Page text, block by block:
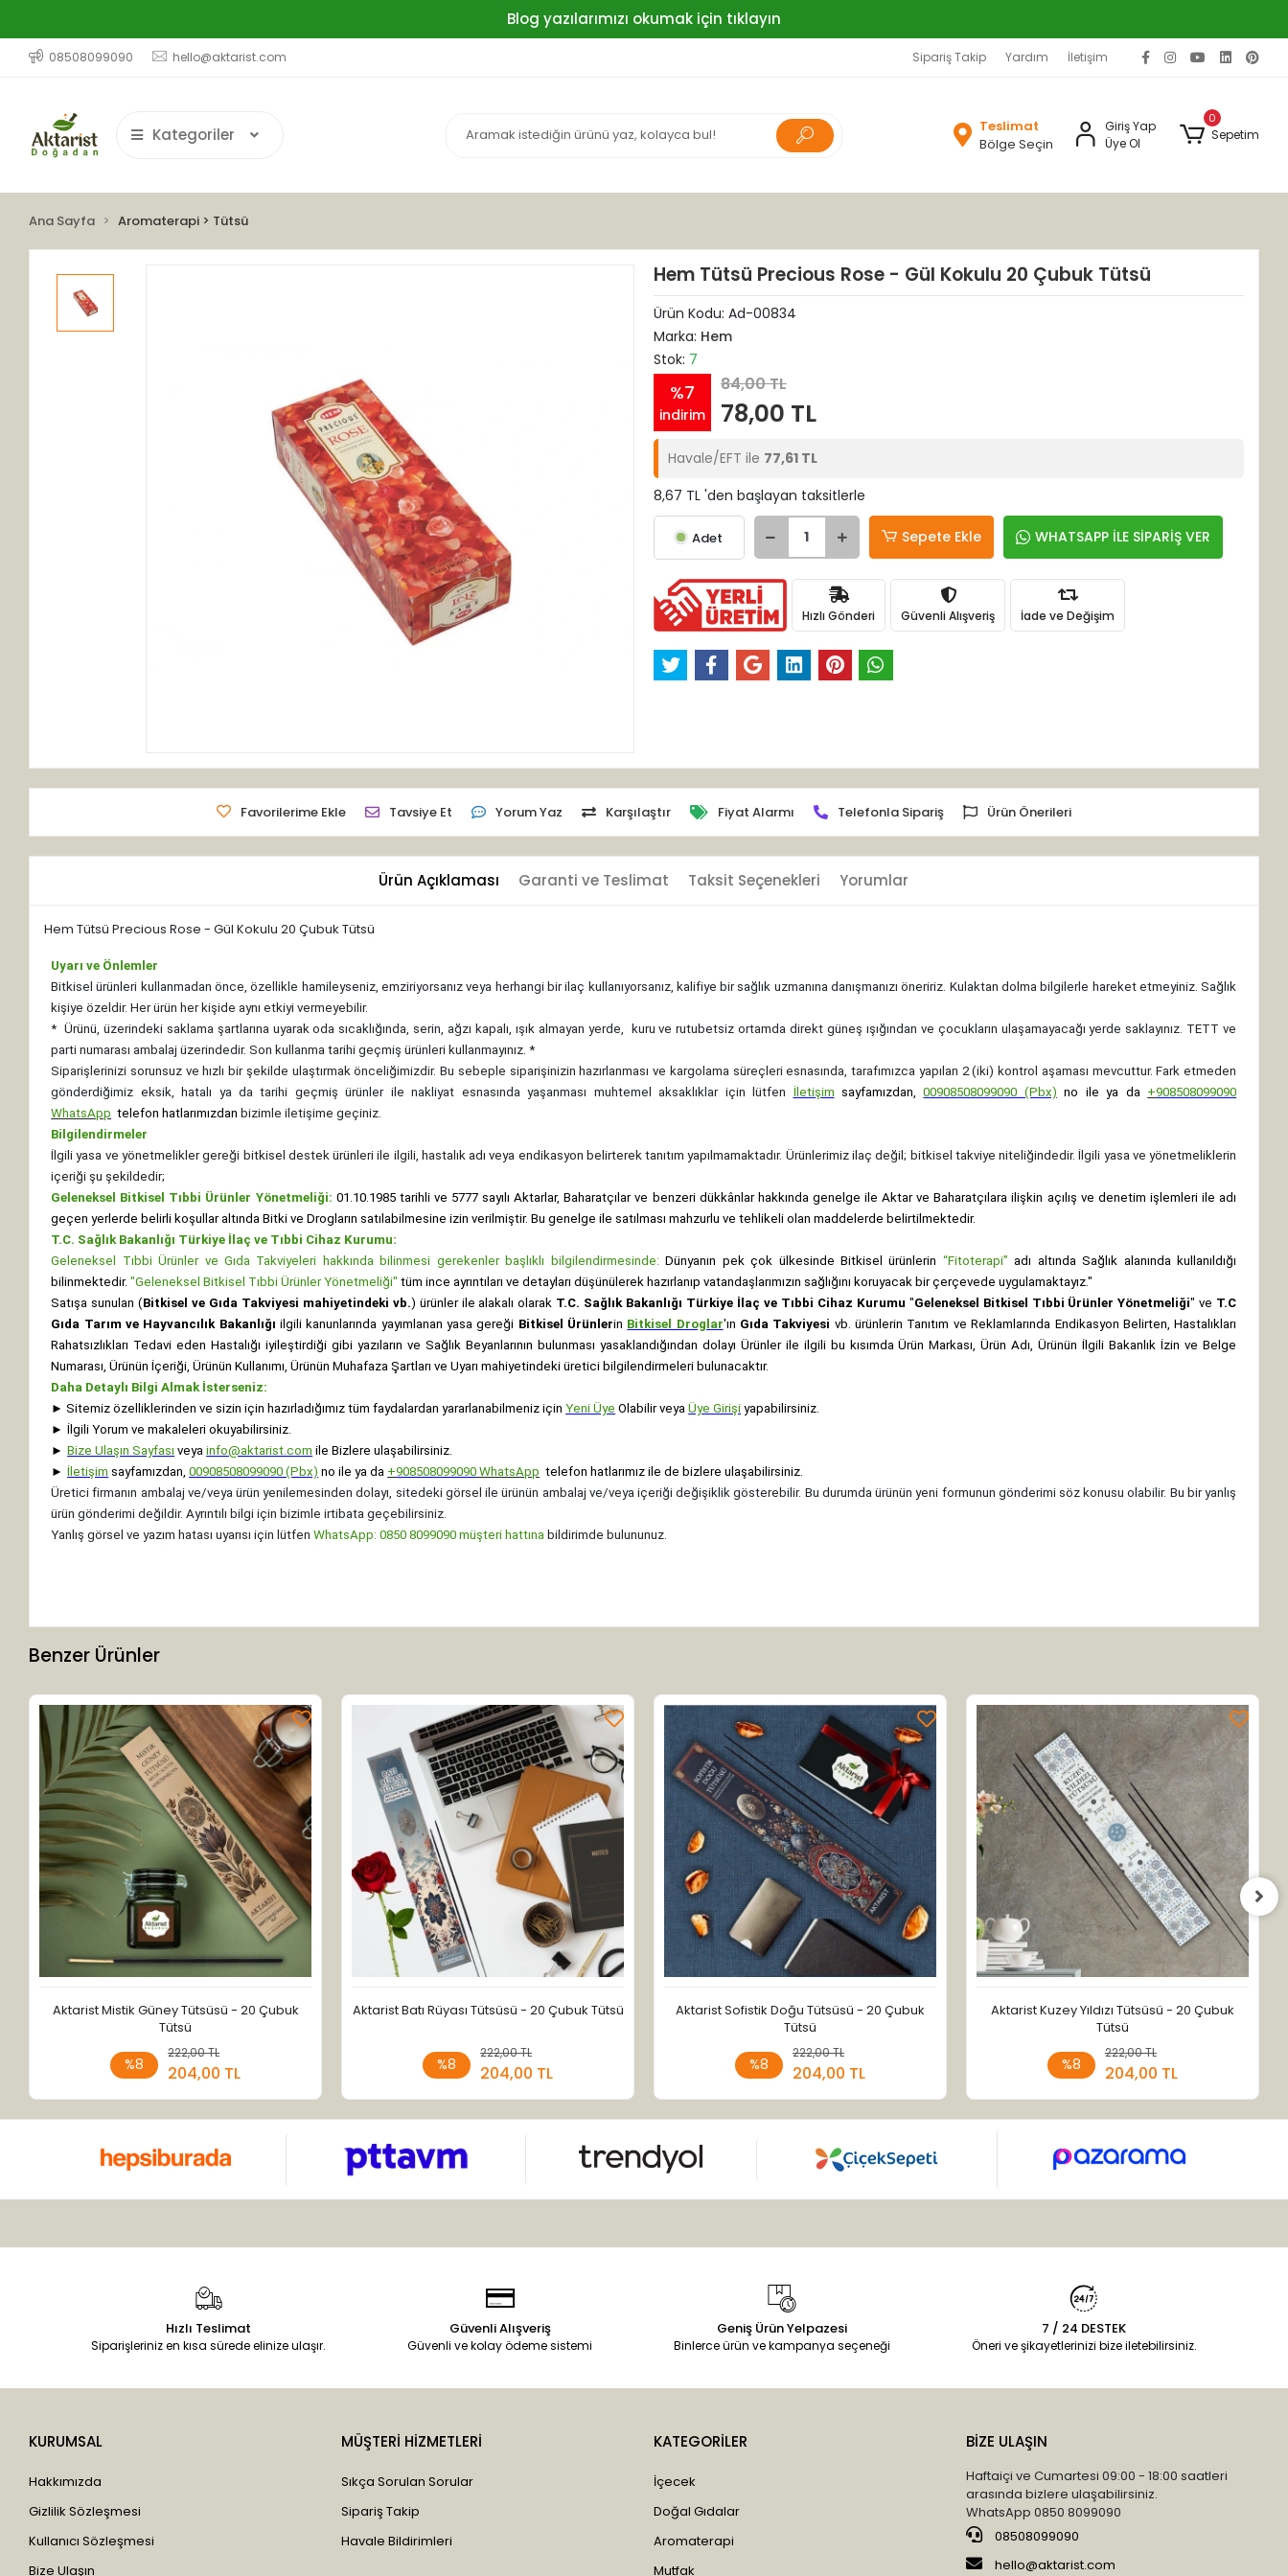
Blog yazılarımızı okumak için tıklayın
08508099090 hello@aktarist.com Sipariş Takip Yardım İletişim
Kategoriler
Teslimat
Bölge Seçin
Giriş Yap
Üye Ol
0
Sepetim
Ana Sayfa Aromaterapi > Tütsü
Hem Tütsü Precious Rose - Gül Kokulu 20 Çubuk Tütsü
Ürün Kodu: Ad-00834
Marka: Hem
Stok: 7
%7
indirim
84,00 TL
78,00 TL
Havale/EFT ile 77,61 TL
8,67 TL 'den başlayan taksitlerle
Adet Sepete Ekle WHATSAPP İLE SİPARİŞ VER
Hızlı Gönderi Güvenli Alışveriş İade ve Değişim
Favorilerime Ekle Tavsiye Et Yorum Yaz Karşılaştır Fiyat Alarmı Telefonla Sipariş Ürün Önerileri
Ürün Açıklaması Garanti ve Teslimat Taksit Seçenekleri Yorumlar
Hem Tütsü Precious Rose - Gül Kokulu 20 Çubuk Tütsü
Uyarı ve Önlemler
Bitkisel ürünleri kullanmadan önce, özellikle hamileyseniz, emziriyorsanız veya herhangi bir ilaç kullanıyorsanız, kalifiye bir sağlık uzmanına danışmanızı öneririz. Kulaktan dolma bilgilerle hareket etmeyiniz. Sağlık
kişiye özeldir. Her ürün her kişide aynı etkiyi vermeyebilir.
* Ürünü, üzerindeki saklama şartlarına uyarak oda sıcaklığında, serin, ağzı kapalı, ışık almayan yerde, kuru ve rutubetsiz ortamda direkt güneş ışığından ve çocukların ulaşamayacağı yerde saklayınız. TETT ve
parti numarası ambalaj üzerindedir. Son kullanma tarihi geçmiş ürünleri kullanmayınız. *
Siparişlerinizi sorunsuz ve hızlı bir şekilde ulaştırmak önceliğimizdir. Bu sebeple siparişinizin hazırlanması ve kargolama süreçleri esnasında, tarafımızca yapılan 2 (iki) kontrol aşaması mevcuttur. Fark etmeden
gönderdiğimiz eksik, hatalı ya da tarihi geçmiş ürünler ile nakliyat esnasında yaşanması muhtemel aksaklıklar için lütfen İletişim sayfamızdan,00908508099090 (Pbx) no ile ya da +908508099090
WhatsApp telefon hatlarımızdan bizimle iletişime geçiniz.
Bilgilendirmeler
İlgili yasa ve yönetmelikler gereği bitkisel destek ürünleri ile ilgili, hastalık adı veya endikasyon belirterek tanıtım yapılmamaktadır. Ürünlerimiz ilaç değil; bitkisel takviye niteliğindedir. İlgili yasa ve yönetmeliklerin
içeriği şu şekildedir;
Geleneksel Bitkisel Tıbbi Ürünler Yönetmeliği: 01.10.1985 tarihli ve 5777 sayılı Aktarlar, Baharatçılar ve benzeri dükkânlar hakkında genelge ile Aktar ve Baharatçılara ilişkin açılış ve denetim işlemleri ile adı
geçen yerlerde belirli koşullar altında Bitki ve Drogların satılabilmesine izin verilmiştir. Bu genelge ile satılması mahzurlu ve tehlikeli olan maddelerde belirtilmektedir.
T.C. Sağlık Bakanlığı Türkiye İlaç ve Tıbbi Cihaz Kurumu:
Geleneksel Tıbbi Ürünler ve Gıda Takviyeleri hakkında bilinmesi gerekenler başlıklı bilgilendirmesinde: Dünyanın pek çok ülkesinde Bitkisel ürünlerin “Fitoterapi” adı altında Sağlık alanında kullanıldığı
bilinmektedir."Geleneksel Bitkisel Tıbbi Ürünler Yönetmeliği" tüm ince ayrıntıları ve detayları düşünülerek hazırlanıp vatandaşlarımızın sağlığını koruyacak bir çerçevede uygulamaktayız."
Satışa sunulan (Bitkisel ve Gıda Takviyesi mahiyetindeki vb.) ürünler ile alakalı olarak T.C. Sağlık Bakanlığı Türkiye İlaç ve Tıbbi Cihaz Kurumu "Geleneksel Bitkisel Tıbbi Ürünler Yönetmeliği" ve T.C
Gıda Tarım ve Hayvancılık Bakanlığı ilgili kanunlarında yayımlanan yasa gereği Bitkisel Ürünlerin Bitkisel Droglar'ın Gıda Takviyesi vb. ürünlerin Tanıtım ve Reklamlarında Endikasyon Belirten, Hastalıkları
Rahatsızlıkları Tedavi eden Hastalığı iyileştirdiği gibi yazıların ve Sağlık Beyanlarının bulunması yasaklandığından dolayı Ürünler ile ilgili bu kısımda Ürün Markası, Ürün Adı, Ürünün İlgili Bakanlık İzin ve Belge
Numarası, Ürünün İçeriği, Ürünün Kullanımı, Ürünün Muhafaza Şartları ve Uyarı mahiyetindeki üretici bilgilendirmeleri bulunacaktır.
Daha Detaylı Bilgi Almak İsterseniz:
► Sitemiz özelliklerinden ve sizin için hazırladığımız tüm faydalardan yararlanabilmeniz içinYeni Üye Olabilir veyaÜye Girişi yapabilirsiniz.
► İlgili Yorum ve makaleleri okuyabilirsiniz.
► Bize Ulaşın Sayfası veya info@aktarist.com ile Bizlere ulaşabilirsiniz.
► İletişim sayfamızdan,00908508099090 (Pbx) no ile ya da +908508099090 WhatsApp telefon hatlarımız ile de bizlere ulaşabilirsiniz.
Üretici firmanın ambalaj ve/veya ürün yenilemesinden dolayı, sitedeki görsel ile ürünün ambalaj ve/veya içeriği değişiklik gösterebilir. Bu durumda ürünün yeni formunun gönderimi söz konusu olabilir. Bu bir yanlış
ürün gönderimi değildir. Ayrıntılı bilgi için bizimle irtibata geçebilirsiniz.
Yanlış görsel ve yazım hatası uyarısı için lütfenWhatsApp: 0850 8099090 müşteri hattına bildirimde bulununuz.
Benzer Ürünler
Aktarist Mistik Güney Tütsüsü - 20 Çubuk
Tütsü
%8
222,00 TL
204,00 TL
Sepete Ekle
Aktarist Batı Rüyası Tütsüsü - 20 Çubuk Tütsü
%8
222,00 TL
204,00 TL
Sepete Ekle
Aktarist Sofistik Doğu Tütsüsü - 20 Çubuk
Tütsü
%8
222,00 TL
204,00 TL
Sepete Ekle
Aktarist Kuzey Yıldızı Tütsüsü - 20 Çubuk
Tütsü
%8
222,00 TL
204,00 TL
Sepete Ekle
Hızlı Teslimat
Siparişleriniz en kısa sürede elinize ulaşır.
Güvenli Alışveriş
Güvenli ve kolay ödeme sistemi
Geniş Ürün Yelpazesi
Binlerce ürün ve kampanya seçeneği
7 / 24 DESTEK
Öneri ve şikayetlerinizi bize iletebilirsiniz.
KURUMSAL
Hakkımızda
Gizlilik Sözleşmesi
Kullanıcı Sözleşmesi
Bize Ulaşın
MÜŞTERİ HİZMETLERİ
Sıkça Sorulan Sorular
Sipariş Takip
Havale Bildirimleri
KATEGORİLER
İçecek
Doğal Gıdalar
Aromaterapi
Mutfak
BİZE ULAŞIN
Haftaiçi ve Cumartesi 09:00 - 18:00 saatleri
arasında bizlere ulaşabilirsiniz.
WhatsApp 0850 8099090
08508099090
hello@aktarist.com